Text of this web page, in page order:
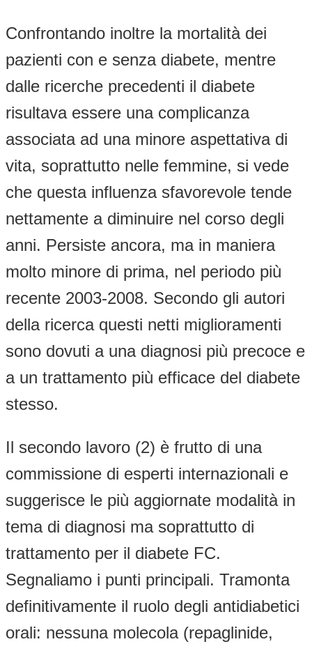
Confrontando inoltre la mortalità dei
pazienti con e senza diabete, mentre
dalle ricerche precedenti il diabete
risultava essere una complicanza
associata ad una minore aspettativa di
vita, soprattutto nelle femmine, si vede
che questa influenza sfavorevole tende
nettamente a diminuire nel corso degli
anni. Persiste ancora, ma in maniera
molto minore di prima, nel periodo più
recente 2003-2008. Secondo gli autori
della ricerca questi netti miglioramenti
sono dovuti a una diagnosi più precoce e
a un trattamento più efficace del diabete
stesso.
Il secondo lavoro (2) è frutto di una
commissione di esperti internazionali e
suggerisce le più aggiornate modalità in
tema di diagnosi ma soprattutto di
trattamento per il diabete FC.
Segnaliamo i punti principali. Tramonta
definitivamente il ruolo degli antidiabetici
orali: nessuna molecola (repaglinide,